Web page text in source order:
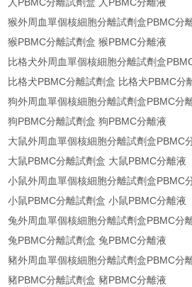
猴外周血單個核細胞分離試劑盒PBMC分
猴PBMC分離試劑盒 猴PBMC分離液
比格犬外周血單個核細胞分離試劑盒
比格犬PBMC分離試劑盒 比格犬PBMC分
狗外周血單個核細胞分離試劑盒PBMC分
狗PBMC分離試劑盒 狗PBMC分離液
大鼠外周血單個核細胞分離試劑盒PBMC
大鼠PBMC分離試劑盒 大鼠PBMC分離液
小鼠外周血單個核細胞分離試劑盒PBMC
小鼠PBMC分離試劑盒 小鼠PBMC分離液
兔外周血單個核細胞分離試劑盒PBMC分
兔PBMC分離試劑盒 兔PBMC分離液
豬外周血單個核細胞分離試劑盒PBMC分
豬PBMC分離試劑盒 豬PBMC分離液